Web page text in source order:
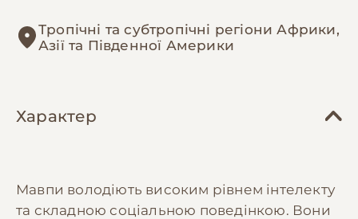
Тропічні та субтропічні регіони Африки,
Азії та Південної Америки
Характер
Мавпи володіють високим рівнем інтелекту
та складною соціальною поведінкою. Вони